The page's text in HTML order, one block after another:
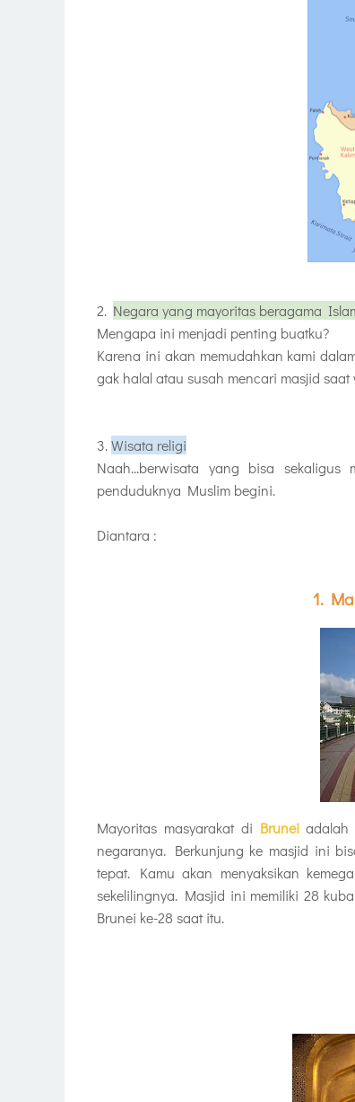
2. Negara yang mayoritas beragama
Mengapa ini menjadi penting buatku?
Karena ini akan memudahkan kami
gak halal atau susah mencari masjid
3.Wisata religi
Naah...berwisata yang bisa sekaligus
penduduknya Muslim begini.
Diantara :
1.
Mayoritas masyarakat di Bruneiadalah
negaranya. Berkunjung ke masjid ini
tepat. Kamu akan menyaksikan
sekelilingnya. Masjid ini memiliki 28
Brunei ke-28 saat itu.